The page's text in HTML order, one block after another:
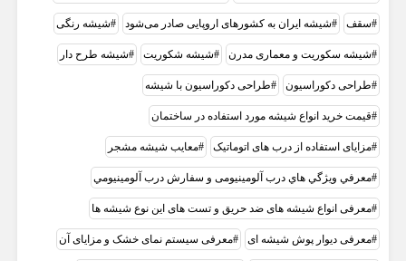
سقف شیشه ایران به کشور‌های اروپایی صادر می‌شود شیشه رنگی
شیشه سکوریت و معماری مدرن شیشه شکوریت شیشه طرح دار
طراحی دکوراسیون طراحی دکوراسیون با شیشه
قیمت خرید انواع شیشه مورد استفاده در ساختمان
مزایای استفاده از درب های اتوماتیک معایب شیشه مشجر
معرفي ويژگي هاي درب آلومینیومی و سفارش درب آلومينيومي
معرفی انواع شیشه های ضد حریق و تست های این نوع شیشه ها
معرفی دیوار پوش شیشه ای معرفی سیستم نمای خشک و مزایای آن